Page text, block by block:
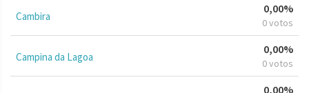
Cambira
0,00%
0 votos
Campina da Lagoa
0,00%
0 votos
0,00%